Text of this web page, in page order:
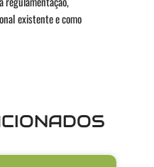
existente e como